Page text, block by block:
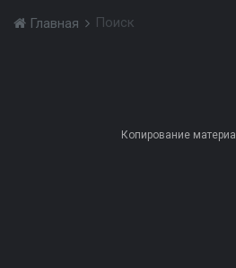
Главная Поиск
Копирование